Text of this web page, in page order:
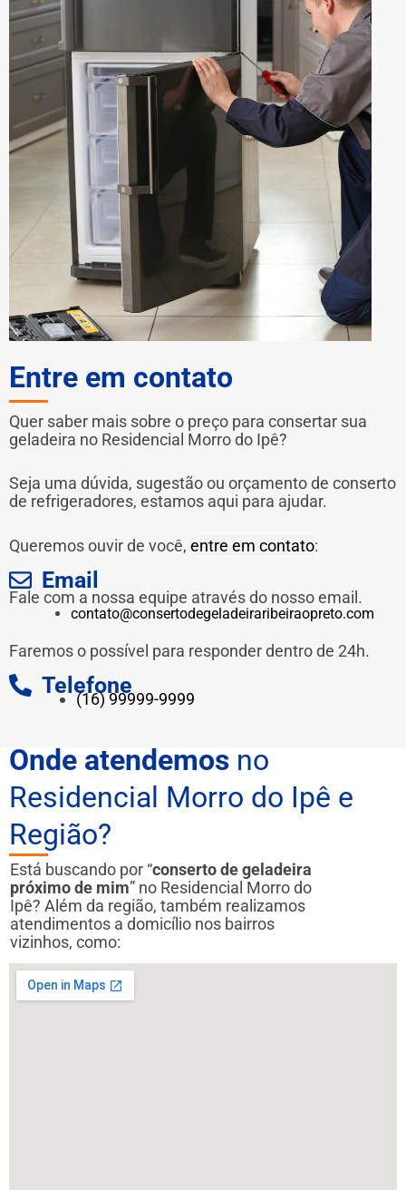
Entre em contato
Quer saber mais sobre o preço para consertar sua
geladeira no Residencial Morro do Ipê?
Seja uma dúvida, sugestão ou orçamento de conserto
de refrigeradores, estamos aqui para ajudar.
Queremos ouvir de você, entre em contato:
Email
Fale com a nossa equipe através do nosso email.
contato@consertodegeladeiraribeiraopreto.com
Faremos o possível para responder dentro de 24h.
Telefone
(16) 99999-9999
Onde atendemos no
Residencial Morro do Ipê e
Região?
Está buscando por “conserto de geladeira
próximo de mim” no Residencial Morro do
Ipê? Além da região, também realizamos
atendimentos a domicílio nos bairros
vizinhos, como: